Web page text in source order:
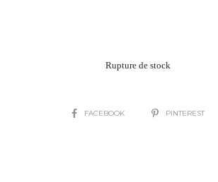
Rupture de stock
SHAREFACEBOOK PINTEREST